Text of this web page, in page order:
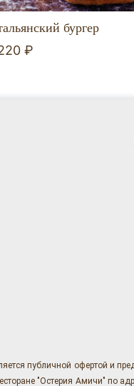
бургер
₽
публичной офертой и
"Остерия Амичи" по